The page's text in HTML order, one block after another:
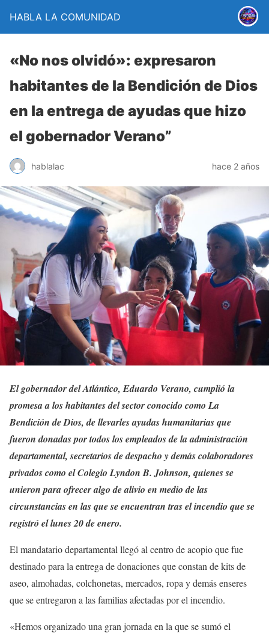
HABLA LA COMUNIDAD
«No nos olvidó»: expresaron
habitantes de la Bendición de Dios
en la entrega de ayudas que hizo
el gobernador Verano”
hablalac hace 2 años
El gobernador del Atlántico, Eduardo Verano, cumplió la
promesa a los habitantes del sector conocido como La
Bendición de Dios, de llevarles ayudas humanitarias que
fueron donadas por todos los empleados de la administración
departamental, secretarios de despacho y demás colaboradores
privados como el Colegio Lyndon B. Johnson, quienes se
unieron para ofrecer algo de alivio en medio de las
circunstancias en las que se encuentran tras el incendio que se
registró el lunes 20 de enero.
El mandatario departamental llegó al centro de acopio que fue
destinado para la entrega de donaciones que constan de kits de
aseo, almohadas, colchonetas, mercados, ropa y demás enseres
que se entregaron a las familias afectadas por el incendio.
«Hemos organizado una gran jornada en la que se sumó el